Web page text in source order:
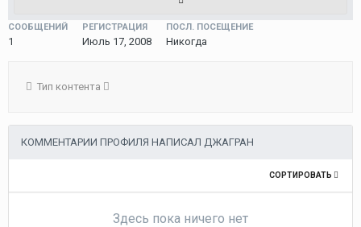
СООБЩЕНИЙ
1
РЕГИСТРАЦИЯ
Июль 17, 2008
ПОСЛ. ПОСЕЩЕНИЕ
Никогда
Тип контента
КОММЕНТАРИИ ПРОФИЛЯ НАПИСАЛ ДЖАГРАН
СОРТИРОВАТЬ
Здесь пока ничего нет